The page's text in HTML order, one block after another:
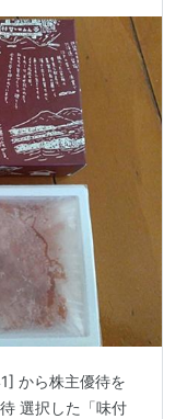
から株主優待を
選択した「味付